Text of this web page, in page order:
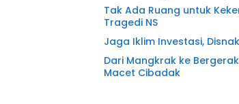
Tak Ada Ruang untuk
Tragedi NS
Jaga Iklim Investasi,
Dari Mangkrak ke
Macet Cibadak